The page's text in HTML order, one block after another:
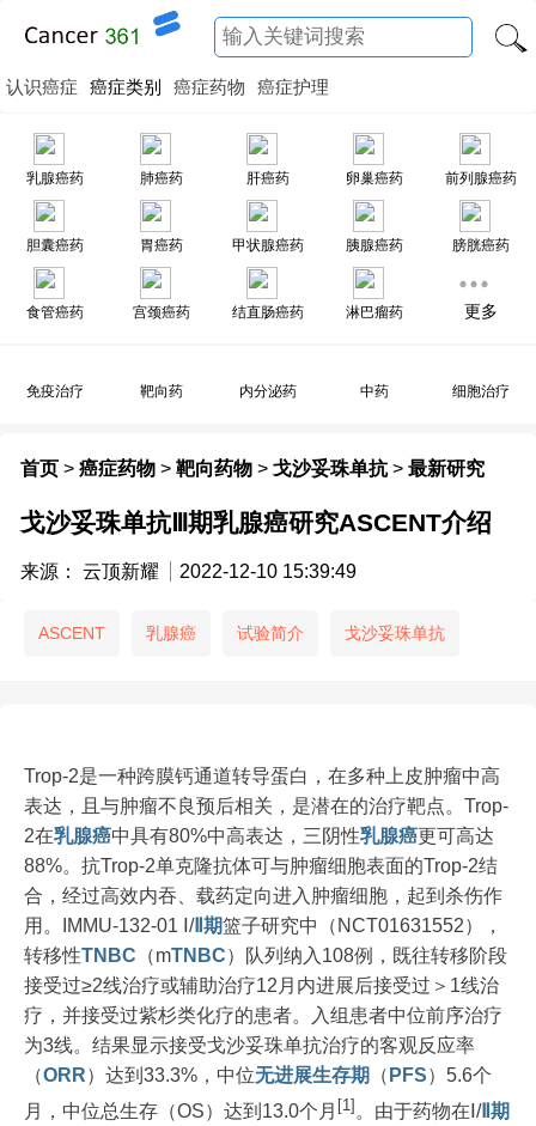
认识癌症 癌症类别 癌症药物 癌症护理
乳腺癌药 肺癌药 肝癌药 卵巢癌药 前列腺癌药
胆囊癌药 胃癌药 甲状腺癌药 胰腺癌药 膀胱癌药
食管癌药 宫颈癌药 结直肠癌药 淋巴瘤药 更多
免疫治疗 靶向药 内分泌药 中药 细胞治疗
首页 > 癌症药物 > 靶向药物 > 戈沙妥珠单抗> 最新研究
戈沙妥珠单抗Ⅲ期乳腺癌研究ASCENT介绍
来源： 云顶新耀 2022-12-10 15:39:49
ASCENT 乳腺癌 试验简介 戈沙妥珠单抗
Trop-2是一种跨膜钙通道转导蛋白，在多种上皮肿瘤中高
表达，且与肿瘤不良预后相关，是潜在的治疗靶点。Trop-
2在乳腺癌中具有80%中高表达，三阴性乳腺癌更可高达
88%。抗Trop-2单克隆抗体可与肿瘤细胞表面的Trop-2结
合，经过高效内吞、载药定向进入肿瘤细胞，起到杀伤作
用。IMMU-132-01 Ⅰ/Ⅱ期篮子研究中（NCT01631552），
转移性TNBC （mTNBC）队列纳入108例，既往转移阶段
接受过≥2线治疗或辅助治疗12月内进展后接受过＞1线治
疗，并接受过紫杉类化疗的患者。入组患者中位前序治疗
为3线。结果显示接受戈沙妥珠单抗治疗的客观反应率
（ORR）达到33.3%，中位无进展生存期 （ PFS）5.6个
月，中位总生存（OS）达到13.0个月 [1] 。由于药物在Ⅰ/Ⅱ期